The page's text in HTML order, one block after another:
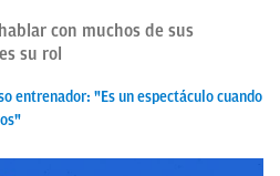
con muchos de sus
su rol
entrenador: "Es un espectáculo cuando